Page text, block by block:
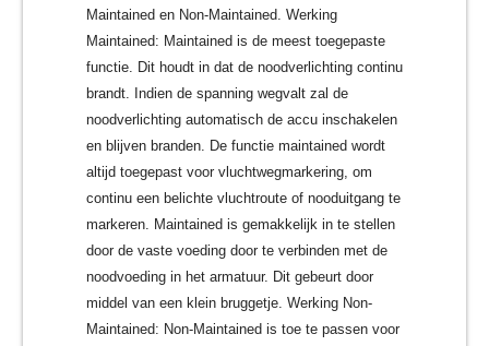
Maintained en Non-Maintained. Werking
Maintained: Maintained is de meest toegepaste
functie. Dit houdt in dat de noodverlichting continu
brandt. Indien de spanning wegvalt zal de
noodverlichting automatisch de accu inschakelen
en blijven branden. De functie maintained wordt
altijd toegepast voor vluchtwegmarkering, om
continu een belichte vluchtroute of nooduitgang te
markeren. Maintained is gemakkelijk in te stellen
door de vaste voeding door te verbinden met de
noodvoeding in het armatuur. Dit gebeurt door
middel van een klein bruggetje. Werking Non-
Maintained: Non-Maintained is toe te passen voor